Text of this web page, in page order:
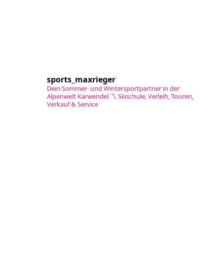
sports_maxrieger
Dein Sommer- und Wintersportpartner in der
Alpenwelt Karwendel〽️ Skischule, Verleih, Touren,
Verkauf & Service